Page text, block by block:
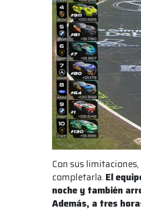
Con sus
completarla.El
noche y también
Además, a tres